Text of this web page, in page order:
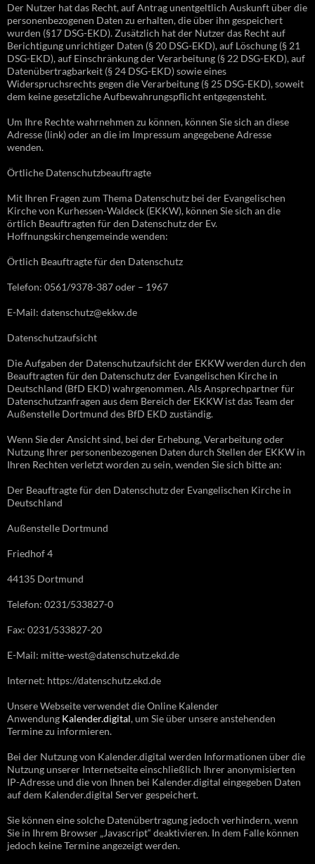
Der Nutzer hat das Recht, auf Antrag unentgeltlich Auskunft über die
personenbezogenen Daten zu erhalten, die über ihn gespeichert
wurden (§17 DSG-EKD). Zusätzlich hat der Nutzer das Recht auf
Berichtigung unrichtiger Daten (§ 20 DSG-EKD), auf Löschung (§ 21
DSG-EKD), auf Einschränkung der Verarbeitung (§ 22 DSG-EKD), auf
Datenübertragbarkeit (§ 24 DSG-EKD) sowie eines
Widerspruchsrechts gegen die Verarbeitung (§ 25 DSG-EKD), soweit
dem keine gesetzliche Aufbewahrungspflicht entgegensteht.
Um Ihre Rechte wahrnehmen zu können, können Sie sich an diese
Adresse (link) oder an die im Impressum angegebene Adresse
wenden.
Örtliche Datenschutzbeauftragte
Mit Ihren Fragen zum Thema Datenschutz bei der Evangelischen
Kirche von Kurhessen-Waldeck (EKKW), können Sie sich an die
örtlich Beauftragten für den Datenschutz der Ev.
Hoffnungskirchengemeinde wenden:
Örtlich Beauftragte für den Datenschutz
Telefon: 0561/9378-387 oder – 1967
E-Mail: datenschutz@ekkw.de
Datenschutzaufsicht
Die Aufgaben der Datenschutzaufsicht der EKKW werden durch den
Beauftragten für den Datenschutz der Evangelischen Kirche in
Deutschland (BfD EKD) wahrgenommen. Als Ansprechpartner für
Datenschutzanfragen aus dem Bereich der EKKW ist das Team der
Außenstelle Dortmund des BfD EKD zuständig.
Wenn Sie der Ansicht sind, bei der Erhebung, Verarbeitung oder
Nutzung Ihrer personenbezogenen Daten durch Stellen der EKKW in
Ihren Rechten verletzt worden zu sein, wenden Sie sich bitte an:
Der Beauftragte für den Datenschutz der Evangelischen Kirche in
Deutschland
Außenstelle Dortmund
Friedhof 4
44135 Dortmund
Telefon: 0231/533827-0
Fax: 0231/533827-20
E-Mail: mitte-west@datenschutz.ekd.de
Internet: https://datenschutz.ekd.de
Unsere Webseite verwendet die Online Kalender
Anwendung Kalender.digital, um Sie über unsere anstehenden
Termine zu informieren.
Bei der Nutzung von Kalender.digital werden Informationen über die
Nutzung unserer Internetseite einschließlich Ihrer anonymisierten
IP-Adresse und die von Ihnen bei Kalender.digital eingegeben Daten
auf dem Kalender.digital Server gespeichert.
Sie können eine solche Datenübertragung jedoch verhindern, wenn
Sie in Ihrem Browser „Javascript“ deaktivieren. In dem Falle können
jedoch keine Termine angezeigt werden.